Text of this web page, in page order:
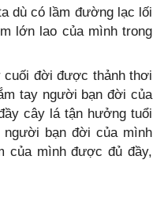
dù có lầm đường lạc lối
lớn lao của mình trong
cuối đời được thảnh thơi
tay người bạn đời của
cây lá tận hưởng tuổi
bạn đời của mình
của mình được đủ đầy,